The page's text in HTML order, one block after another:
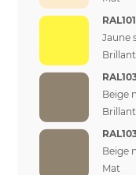
Jaune
Brillant
Beige
Brillant
Beige
Mat